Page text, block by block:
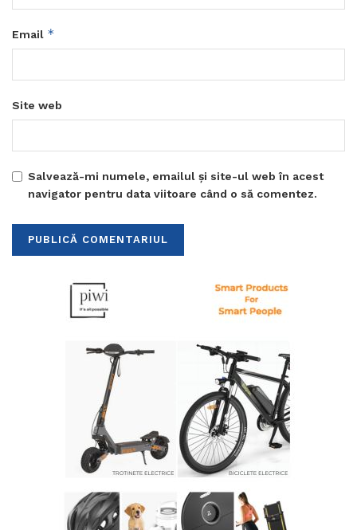
Email *
Site web
Salvează-mi numele, emailul și site-ul web în acest
navigator pentru data viitoare când o să comentez.